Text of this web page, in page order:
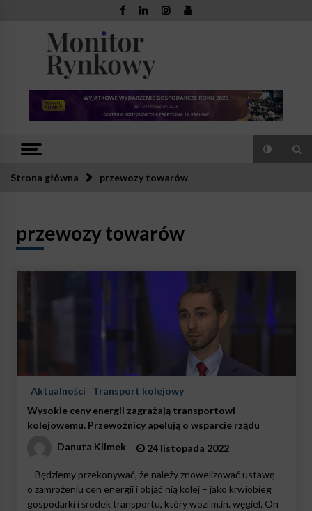
Monitor
Rynkowy
Strona główna przewozy towarów
przewozy towarów
Aktualności
Transport kolejowy
Wysokie ceny energii zagrażają transportowi
kolejowemu. Przewoźnicy apelują o wsparcie rządu
Danuta Klimek
24 listopada 2022
– Będziemy przekonywać, że należy znowelizować ustawę
o zamrożeniu cen energii i objąć nią kolej – jako krwiobieg
gospodarki i środek transportu, który wozi m.in. węgiel. On